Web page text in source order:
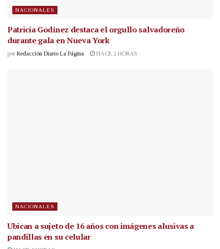
NACIONALES
Patricia Godínez destaca el orgullo salvadoreño
durante gala en Nueva York
por Redacción Diario La Página HACE 2 HORAS
NACIONALES
Ubican a sujeto de 16 años con imágenes alusivas a
pandillas en su celular